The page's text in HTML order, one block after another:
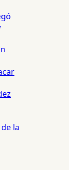
la